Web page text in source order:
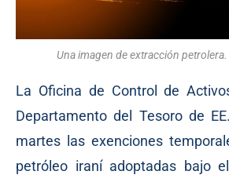
Una imagen de extracción
La Oficina de Control de
Departamento del Tesoro de
martes las exenciones
petróleo iraní adoptadas bajo